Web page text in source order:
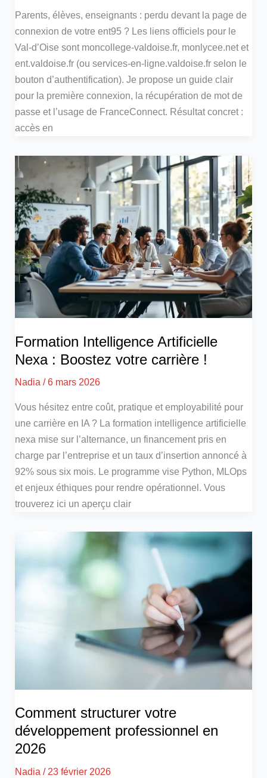
Parents, élèves, enseignants : perdu devant la page de
connexion de votre ent95 ? Les liens officiels pour le
Val‑d’Oise sont moncollege-valdoise.fr, monlycee.net et
ent.valdoise.fr (ou services-en-ligne.valdoise.fr selon le
bouton d’authentification). Je propose un guide clair
pour la première connexion, la récupération de mot de
passe et l’usage de FranceConnect. Résultat concret :
accès en
Formation Intelligence Artificielle
Nexa : Boostez votre carrière !
Nadia/6 mars 2026
Vous hésitez entre coût, pratique et employabilité pour
une carrière en IA ? La formation intelligence artificielle
nexa mise sur l’alternance, un financement pris en
charge par l’entreprise et un taux d’insertion annoncé à
92% sous six mois. Le programme vise Python, MLOps
et enjeux éthiques pour rendre opérationnel. Vous
trouverez ici un aperçu clair
Comment structurer votre
développement professionnel en
2026
Nadia/ 23 février 2026